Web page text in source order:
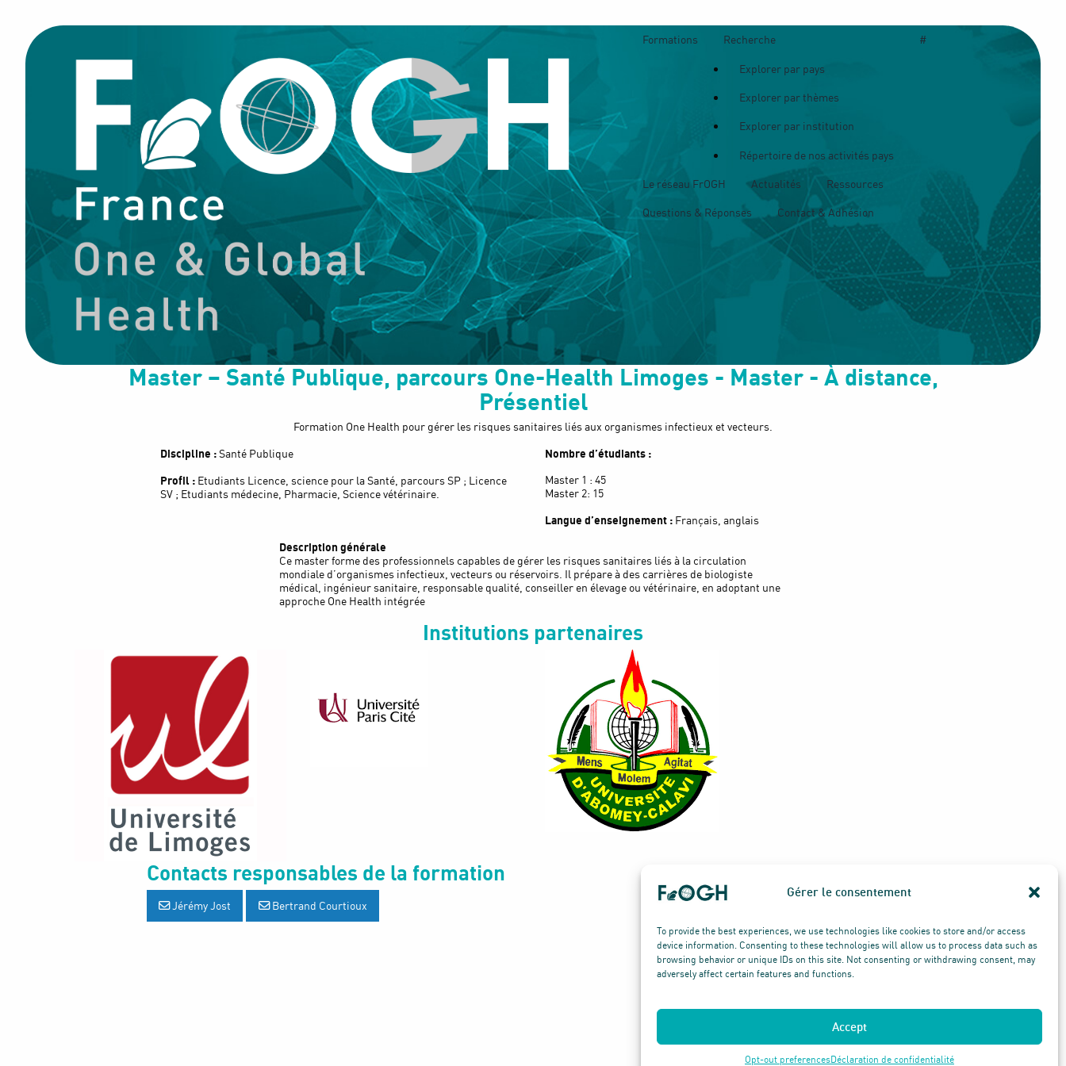
Gérer le consentement
To provide the best experiences, we use technologies like cookies to store and/or access
device information. Consenting to these technologies will allow us to process data such as
browsing behavior or unique IDs on this site. Not consenting or withdrawing consent, may
adversely affect certain features and functions.
Accept
Opt-out preferencesDéclaration de confidentialité
Formations Recherche
Explorer par pays
Explorer par thèmes
Explorer par institution
Répertoire de nos activités pays
#
Le réseau FrOGH Actualités Ressources
Questions & Réponses Contact & Adhésion
Master – Santé Publique, parcours One-Health Limoges - Master - À distance,
Présentiel
Formation One Health pour gérer les risques sanitaires liés aux organismes infectieux et vecteurs.
Discipline :Santé Publique
Profil : Etudiants Licence, science pour la Santé, parcours SP ; Licence
SV ; Etudiants médecine, Pharmacie, Science vétérinaire.
Nombre d’étudiants :
Master 1 : 45
Master 2: 15
Langue d’enseignement : Français, anglais
Description générale
Ce master forme des professionnels capables de gérer les risques sanitaires liés à la circulation
mondiale d’organismes infectieux, vecteurs ou réservoirs. Il prépare à des carrières de biologiste
médical, ingénieur sanitaire, responsable qualité, conseiller en élevage ou vétérinaire, en adoptant une
approche One Health intégrée
Institutions partenaires
Contacts responsables de la formation
Jérémy Jost Bertrand Courtioux
Cliquez ici pour Plus d' information
Politique de cookies